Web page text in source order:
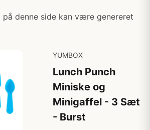
på denne side kan være genereret
YUMBOX
Lunch Punch
Miniske og
Minigaffel - 3 Sæt
- Burst